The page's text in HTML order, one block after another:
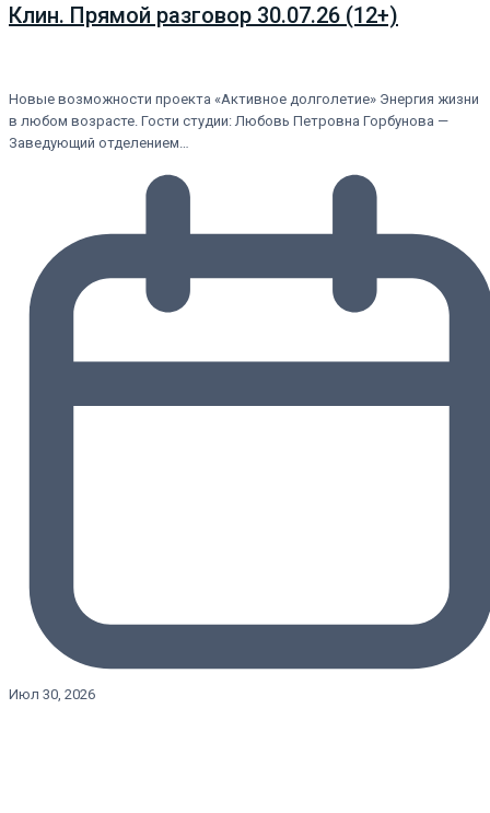
Клин. Прямой разговор 30.07.26 (12+)
Новые возможности проекта «Активное долголетие» Энергия жизни
в любом возрасте. Гости студии: Любовь Петровна Горбунова —
Заведующий отделением…
Июл 30, 2026